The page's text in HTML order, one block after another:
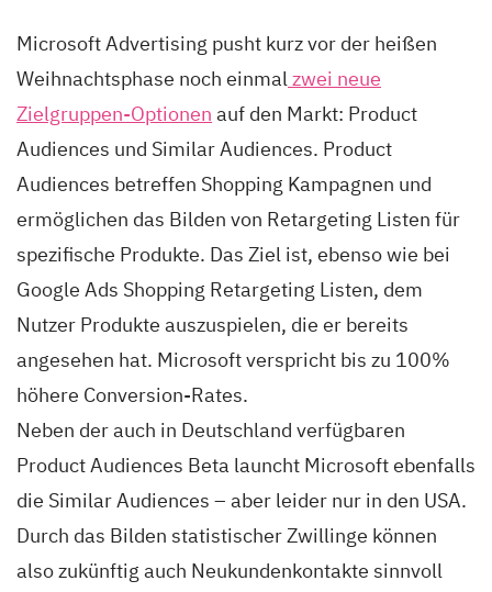
Microsoft Advertising pusht kurz vor der heißen
Weihnachtsphase noch einmalzwei neue
Zielgruppen-Optionen auf den Markt: Product
Audiences und Similar Audiences. Product
Audiences betreffen Shopping Kampagnen und
ermöglichen das Bilden von Retargeting Listen für
spezifische Produkte. Das Ziel ist, ebenso wie bei
Google Ads Shopping Retargeting Listen, dem
Nutzer Produkte auszuspielen, die er bereits
angesehen hat. Microsoft verspricht bis zu 100%
höhere Conversion-Rates.
Neben der auch in Deutschland verfügbaren
Product Audiences Beta launcht Microsoft ebenfalls
die Similar Audiences – aber leider nur in den USA.
Durch das Bilden statistischer Zwillinge können
also zukünftig auch Neukundenkontakte sinnvoll